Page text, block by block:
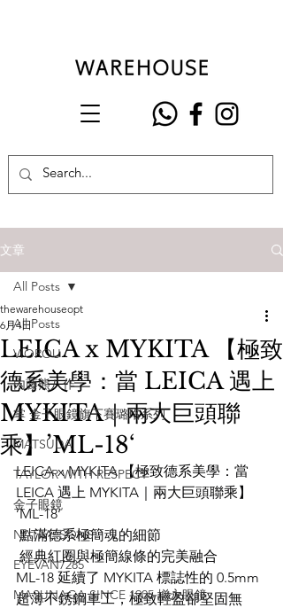
文章
All Posts
VIOROU
內藤熊八作
掌 金子眼鏡旗下賽璐珞系列
MATSUDA
TAYLOR WITH RESPECT
金子眼鏡
NATIVE SONS
EYEVAN7285
MASUNAGA SINCE 1905 增永眼鏡
All Posts
LEICA x MYKITA 【極致
德系美學：當 LEICA 遇上
MYKITA｜兩大巨頭聯
乘】’ML-18‘
thewarehouseopt
6月4日
LEICA x MYKITA 【極致德系美學：當
LEICA 遇上 MYKITA｜兩大巨頭聯乘】
’ML-18‘
點滿德系極簡魂的細節
經典紅圈與極簡線條的完美融合
ML-18 延續了 MYKITA 標誌性的 0.5mm
超薄不銹鋼車工，極致輕盈卻堅固無